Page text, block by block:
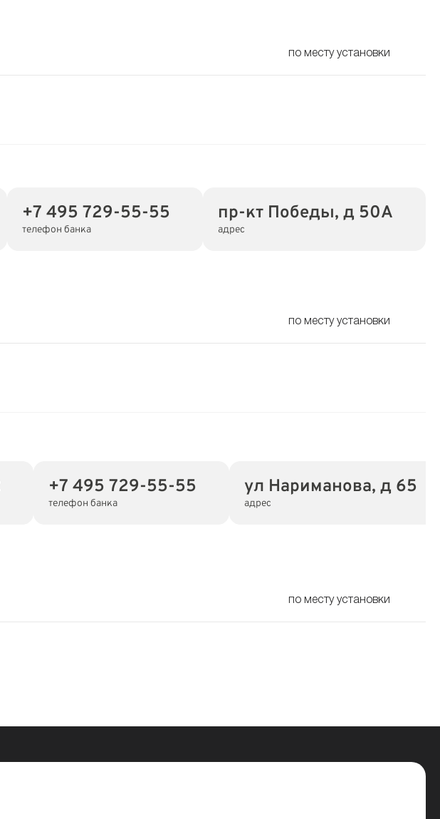
по месту установки
+7 495 729-55-55
телефон банка
пр-кт Победы, д 50А
адрес
по месту установки
+7 495 729-55-55
телефон банка
ул Нариманова, д 65
адрес
по месту установки